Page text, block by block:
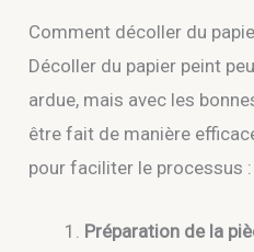
Comment décoller du
Décoller du papier peint
ardue, mais avec les
être fait de manière
pour faciliter le processus :
Préparation de la